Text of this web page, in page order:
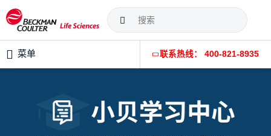
菜单 联系热线： 400-821-8935